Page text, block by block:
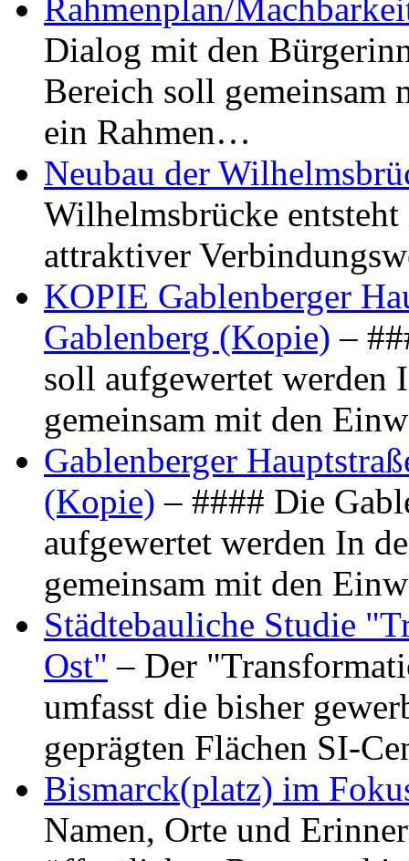
Rahmenplan/
Dialog mit den
Bereich soll gemeinsam
ein Rahmen…
Neubau der
Wilhelmsbrücke
attraktiver
KOPIE Gablenberger
Gablenberg (Kopie) –
soll aufgewertet werden
gemeinsam mit den
Gablenberger
(Kopie) – #### Die
aufgewertet werden In
gemeinsam mit den
Städtebauliche Studie
Ost" – Der
umfasst die bisher
geprägten Flächen SI-
Bismarck(platz) im
Namen, Orte und